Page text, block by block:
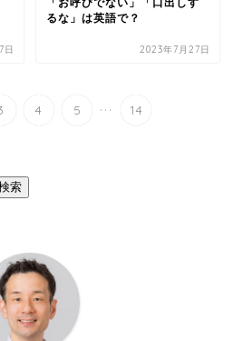
日
るな」は英語で？
2023年7月27日
4 5 ... 14
索